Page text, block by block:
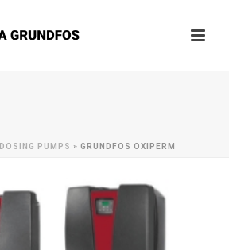
DOSING PUMPS » GRUNDFOS OXIPERM